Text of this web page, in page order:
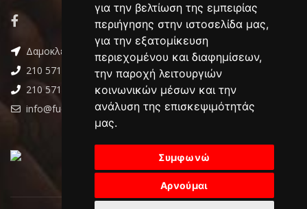
για την βελτίωση της εμπειρίας
περιήγησης στην ιστοσελίδα μας,
για την εξατομίκευση
περιεχομένου και διαφημίσεων,
την παροχή λειτουργιών
κοινωνικών μέσων και την
ανάλυση της επισκεψιμότητάς
μας.
Συμφωνώ
Αρνούμαι
Δαμοκλέους 4 ,Περιστέρι
210 5715166
210 5715176
info@fuerte.gr